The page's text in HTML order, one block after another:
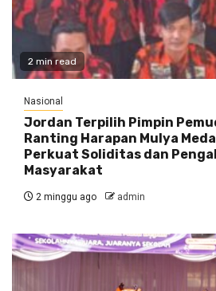
2 min read
Nasional
Jordan Terpilih Pimpin
Ranting Harapan Mulya
Perkuat Soliditas dan
Masyarakat
2 minggu ago admin